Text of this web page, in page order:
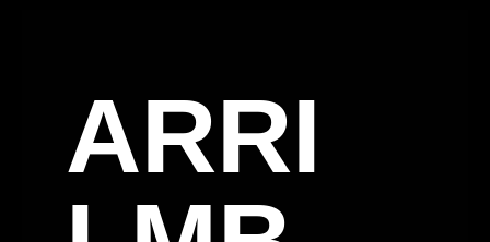
ARRI